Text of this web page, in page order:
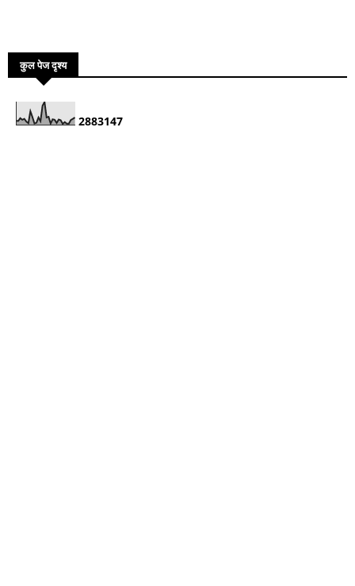
कुल पेज दृश्य
2883147